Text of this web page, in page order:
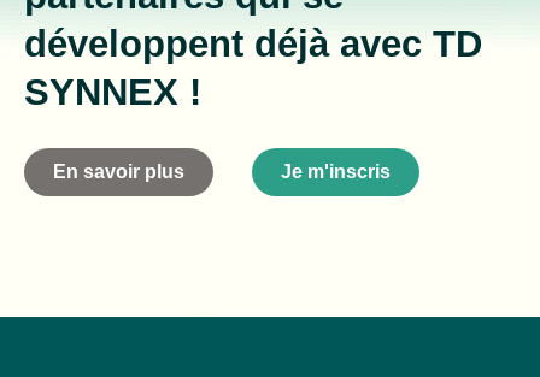
développent déjà avec TD
SYNNEX !
En savoir plus Je m'inscris